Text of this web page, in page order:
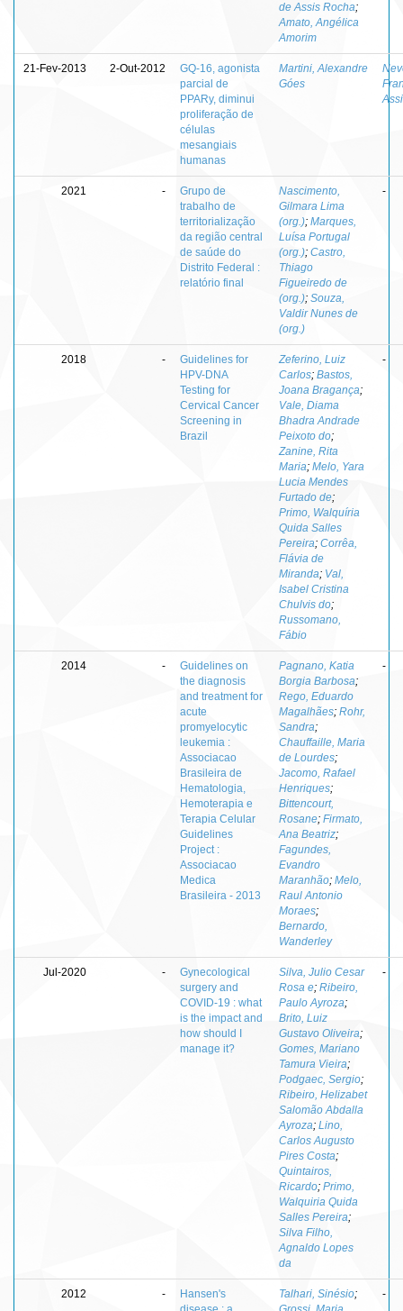
de Assis Rocha;
Amato, Angélica
Amorim
21-Fev-2013 2-Out-2012
GQ-16, agonista
parcial de
PPARy, diminui
proliferação de
células
mesangiais
humanas
Martini, Alexandre
Góes
2021 -
Grupo de
trabalho de
territorialização
da região central
de saúde do
Distrito Federal :
relatório final
Nascimento,
Gilmara Lima
(org.); Marques,
Luísa Portugal
(org.); Castro,
Thiago
Figueiredo de
(org.); Souza,
Valdir Nunes de
(org.)
-
2018 -
Guidelines for
HPV-DNA
Testing for
Cervical Cancer
Screening in
Brazil
Zeferino, Luiz
Carlos; Bastos,
Joana Bragança;
Vale, Diama
Bhadra Andrade
Peixoto do;
Zanine, Rita
Maria; Melo, Yara
Lucia Mendes
Furtado de;
Primo, Walquíria
Quida Salles
Pereira; Corrêa,
Flávia de
Miranda; Val,
Isabel Cristina
Chulvis do;
Russomano,
Fábio
-
2014 -
Guidelines on
the diagnosis
and treatment for
acute
promyelocytic
leukemia :
Associacao
Brasileira de
Hematologia,
Hemoterapia e
Terapia Celular
Guidelines
Project :
Associacao
Medica
Brasileira - 2013
Pagnano, Katia
Borgia Barbosa;
Rego, Eduardo
Magalhães; Rohr,
Sandra;
Chauffaille, Maria
de Lourdes;
Jacomo, Rafael
Henriques;
Bittencourt,
Rosane; Firmato,
Ana Beatriz;
Fagundes,
Evandro
Maranhão; Melo,
Raul Antonio
Moraes;
Bernardo,
Wanderley
-
Jul-2020 -
Gynecological
surgery and
COVID-19 : what
is the impact and
how should I
manage it?
Silva, Julio Cesar
Rosa e; Ribeiro,
Paulo Ayroza;
Brito, Luiz
Gustavo Oliveira;
Gomes, Mariano
Tamura Vieira;
Podgaec, Sergio;
Ribeiro, Helizabet
Salomão Abdalla
Ayroza; Lino,
Carlos Augusto
Pires Costa;
Quintairos,
Ricardo; Primo,
Walquiria Quida
Salles Pereira;
Silva Filho,
Agnaldo Lopes
da
-
2012 -
Hansen's
Talhari, Sinésio;
-